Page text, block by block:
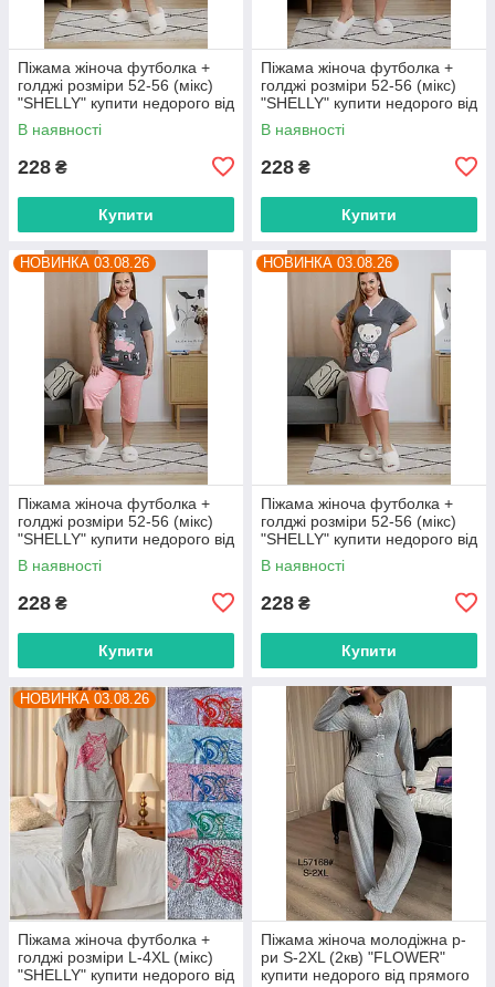
Піжама жіноча футболка +
голджі розміри 52-56 (мікс)
"SHELLY" купити недорого від
прямого постачальника
В наявності
228 ₴
Купити
Піжама жіноча футболка +
голджі розміри 52-56 (мікс)
"SHELLY" купити недорого від
прямого постачальника
В наявності
228 ₴
Купити
НОВИНКА 03.08.26
Піжама жіноча футболка +
голджі розміри 52-56 (мікс)
"SHELLY" купити недорого від
прямого постачальника
В наявності
228 ₴
Купити
НОВИНКА 03.08.26
Піжама жіноча футболка +
голджі розміри 52-56 (мікс)
"SHELLY" купити недорого від
прямого постачальника
В наявності
228 ₴
Купити
НОВИНКА 03.08.26
Піжама жіноча футболка +
голджі розміри L-4XL (мікс)
"SHELLY" купити недорого від
Піжама жіноча молодіжна р-
ри S-2XL (2кв) "FLOWER"
купити недорого від прямого